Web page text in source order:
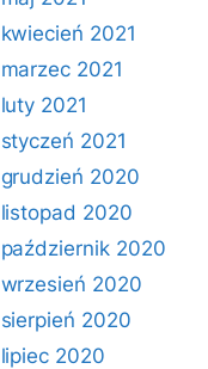
kwiecień 2021
marzec 2021
luty 2021
styczeń 2021
grudzień 2020
listopad 2020
październik 2020
wrzesień 2020
sierpień 2020
lipiec 2020